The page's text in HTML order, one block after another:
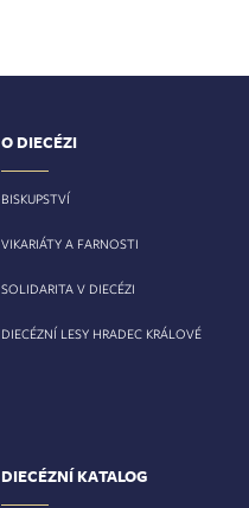
O DIECÉZI
BISKUPSTVÍ
VIKARIÁTY A FARNOSTI
SOLIDARITA V DIECÉZI
DIECÉZNÍ LESY HRADEC KRÁLOVÉ
DIECÉZNÍ KATALOG